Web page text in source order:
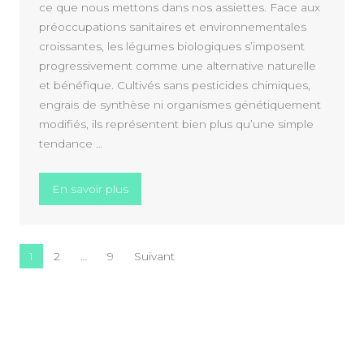
ce que nous mettons dans nos assiettes. Face aux
préoccupations sanitaires et environnementales
croissantes, les légumes biologiques s’imposent
progressivement comme une alternative naturelle
et bénéfique. Cultivés sans pesticides chimiques,
engrais de synthèse ni organismes génétiquement
modifiés, ils représentent bien plus qu’une simple
tendance …
En savoir plus« Les légumes bio les plus courants et
Pagination des publications
1 2 9 Suivant